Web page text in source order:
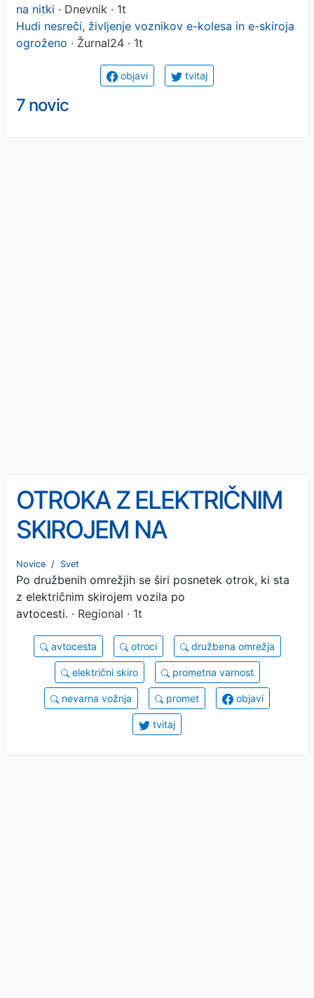
na nitki · Dnevnik · 1t
Hudi nesreči, življenje voznikov e-kolesa in e-skiroja
ogroženo · Žurnal24 · 1t
objavi tvitaj
7 novic
OTROKA Z ELEKTRIČNIM
SKIROJEM NA
AVTOCESTI: Posnetek
sprožil val ogorčenja
(VIDEO)
Novice / Svet
Po družbenih omrežjih se širi posnetek otrok, ki sta
z električnim skirojem vozila po
avtocesti. · Regional · 1t
avtocesta otroci družbena omrežja
električni skiro prometna varnost
nevarna vožnja promet objavi
tvitaj